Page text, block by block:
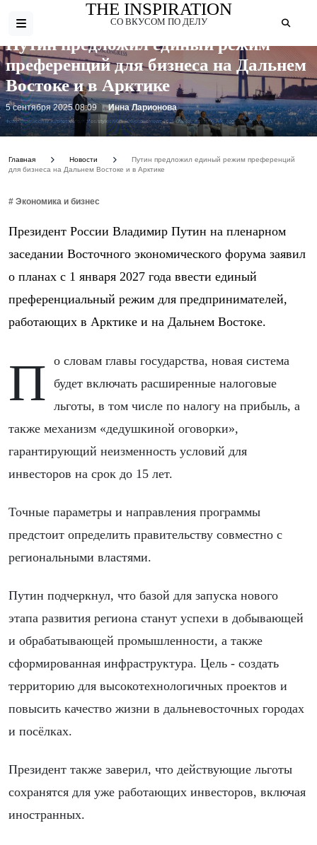
THE INSPIRATION
СО ВКУСОМ ПО ДЕЛУ
Фото: https://cdn.iz.ru/sites/default/files/styles/900x506/public/news-2025-09/RIA_8997506.HR_.jpg?itok=hm7sniXA
Путин предложил единый режим
преференций для бизнеса на Дальнем
Востоке и в Арктике
5 сентября 2025 08:09 Инна Ларионова
Главная Новости
Путин предложил единый режим преференций
для бизнеса на Дальнем Востоке и в Арктике
# Экономика и бизнес
Президент России Владимир Путин на пленарном
заседании Восточного экономического форума заявил
о планах с 1 января 2027 года ввести единый
преференциальный режим для предпринимателей,
работающих в Арктике и на Дальнем Востоке.
По словам главы государства, новая система
будет включать расширенные налоговые
льготы, в том числе по налогу на прибыль, а
также механизм «дедушкиной оговорки»,
гарантирующий неизменность условий для
инвесторов на срок до 15 лет.
Точные параметры и направления программы
предстоит определить правительству совместно с
региональными властями.
Путин подчеркнул, что базой для запуска нового
этапа развития региона станут успехи в добывающей
и обрабатывающей промышленности, а также
сформированная инфраструктура. Цель - создать
территорию для высокотехнологичных проектов и
повысить качество жизни в дальневосточных городах
и посёлках.
Президент также заверил, что действующие льготы
сохранятся для уже работающих инвесторов, включая
иностранных.